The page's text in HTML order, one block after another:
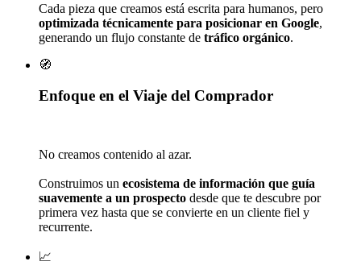
Cada pieza que creamos está escrita para humanos, pero
optimizada técnicamente para posicionar en Google,
generando un flujo constante de tráfico orgánico.
🧭
Enfoque en el Viaje del Comprador
No creamos contenido al azar.
Construimos un ecosistema de información que guía
suavemente a un prospecto desde que te descubre por
primera vez hasta que se convierte en un cliente fiel y
recurrente.
📈